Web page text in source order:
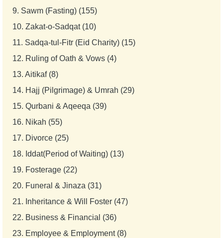
9. Sawm (Fasting) (155)
10. Zakat-o-Sadqat (10)
11. Sadqa-tul-Fitr (Eid Charity) (15)
12. Ruling of Oath & Vows (4)
13. Aitikaf (8)
14. Hajj (Pilgrimage) & Umrah (29)
15. Qurbani & Aqeeqa (39)
16. Nikah (55)
17. Divorce (25)
18. Iddat(Period of Waiting) (13)
19. Fosterage (22)
20. Funeral & Jinaza (31)
21. Inheritance & Will Foster (47)
22. Business & Financial (36)
23. Employee & Employment (8)